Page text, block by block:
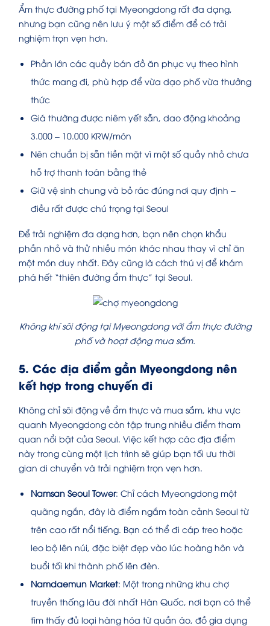
Ẩm thực đường phố tại Myeongdong rất đa dạng,
nhưng bạn cũng nên lưu ý một số điểm để có trải
nghiệm trọn vẹn hơn.
Phần lớn các quầy bán đồ ăn phục vụ theo hình
thức mang đi, phù hợp để vừa dạo phố vừa thưởng
thức
Giá thường được niêm yết sẵn, dao động khoảng
3.000 – 10.000 KRW/món
Nên chuẩn bị sẵn tiền mặt vì một số quầy nhỏ chưa
hỗ trợ thanh toán bằng thẻ
Giữ vệ sinh chung và bỏ rác đúng nơi quy định –
điều rất được chú trọng tại Seoul
Để trải nghiệm đa dạng hơn, bạn nên chọn khẩu
phần nhỏ và thử nhiều món khác nhau thay vì chỉ ăn
một món duy nhất. Đây cũng là cách thú vị để khám
phá hết “thiên đường ẩm thực” tại Seoul.
Không khí sôi động tại Myeongdong với ẩm thực đường
phố và hoạt động mua sắm.
5. Các địa điểm gần Myeongdong nên
kết hợp trong chuyến đi
Không chỉ sôi động về ẩm thực và mua sắm, khu vực
quanh Myeongdong còn tập trung nhiều điểm tham
quan nổi bật của Seoul. Việc kết hợp các địa điểm
này trong cùng một lịch trình sẽ giúp bạn tối ưu thời
gian di chuyển và trải nghiệm trọn vẹn hơn.
Namsan Seoul Tower: Chỉ cách Myeongdong một
quãng ngắn, đây là điểm ngắm toàn cảnh Seoul từ
trên cao rất nổi tiếng. Bạn có thể đi cáp treo hoặc
leo bộ lên núi, đặc biệt đẹp vào lúc hoàng hôn và
buổi tối khi thành phố lên đèn.
Namdaemun Market: Một trong những khu chợ
truyền thống lâu đời nhất Hàn Quốc, nơi bạn có thể
tìm thấy đủ loại hàng hóa từ quần áo, đồ gia dụng